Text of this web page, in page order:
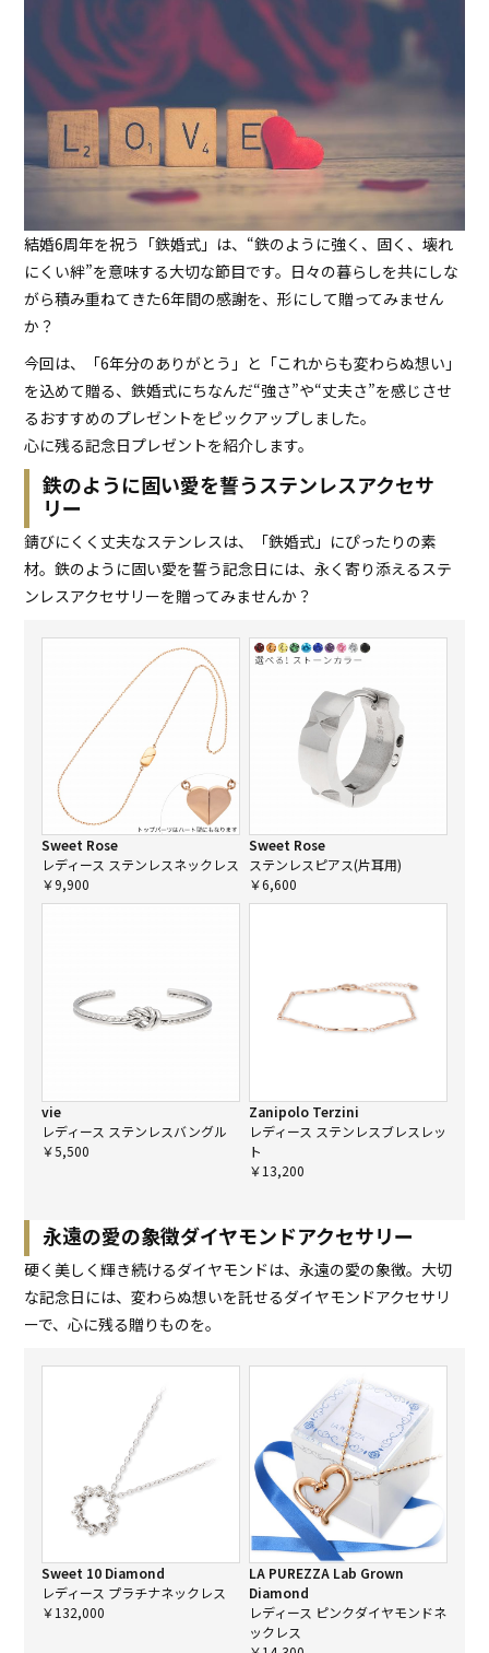
結婚6周年を祝う「鉄婚式」は、“鉄のように強く、固く、壊れ
にくい絆”を意味する大切な節目です。日々の暮らしを共にしな
がら積み重ねてきた6年間の感謝を、形にして贈ってみません
か？
今回は、「6年分のありがとう」と「これからも変わらぬ想い」
を込めて贈る、鉄婚式にちなんだ“強さ”や“丈夫さ”を感じさせ
るおすすめのプレゼントをピックアップしました。
心に残る記念日プレゼントを紹介します。
鉄のように固い愛を誓うステンレスアクセサ
リー
錆びにくく丈夫なステンレスは、「鉄婚式」にぴったりの素
材。鉄のように固い愛を誓う記念日には、永く寄り添えるステ
ンレスアクセサリーを贈ってみませんか？
Sweet Rose
レディース ステンレスネックレス
￥9,900
Sweet Rose
ステンレスピアス(片耳用)
￥6,600
vie
レディース ステンレスバングル
￥5,500
Zanipolo Terzini
レディース ステンレスブレスレッ
ト
￥13,200
永遠の愛の象徴ダイヤモンドアクセサリー
硬く美しく輝き続けるダイヤモンドは、永遠の愛の象徴。大切
な記念日には、変わらぬ想いを託せるダイヤモンドアクセサリ
ーで、心に残る贈りものを。
Sweet 10 Diamond
レディース プラチナネックレス
￥132,000
LA PUREZZA Lab Grown
Diamond
レディース ピンクダイヤモンドネ
ックレス